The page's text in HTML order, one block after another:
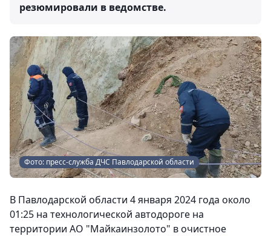
резюмировали в ведомстве.
Фото: пресс-служба ДЧС Павлодарской области
В Павлодарской области 4 января 2024 года около
01:25 на технологической автодороге на
территории АО "Майкаинзолото" в очистное